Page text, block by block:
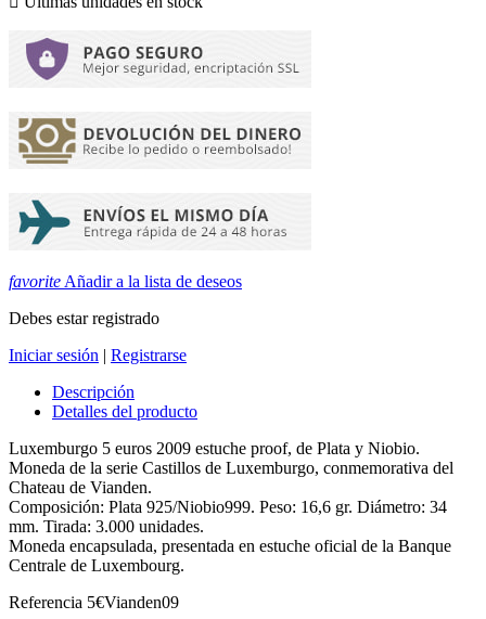
favorite Añadir a la lista de deseos
Debes estar registrado
Iniciar sesión | Registrarse
Descripción
Detalles del producto
Luxemburgo 5 euros 2009 estuche proof, de Plata y Niobio.
Moneda de la serie Castillos de Luxemburgo, conmemorativa del
Chateau de Vianden.
Composición: Plata 925/Niobio999. Peso: 16,6 gr. Diámetro: 34
mm. Tirada: 3.000 unidades.
Moneda encapsulada, presentada en estuche oficial de la Banque
Centrale de Luxembourg.
Referencia 5€Vianden09